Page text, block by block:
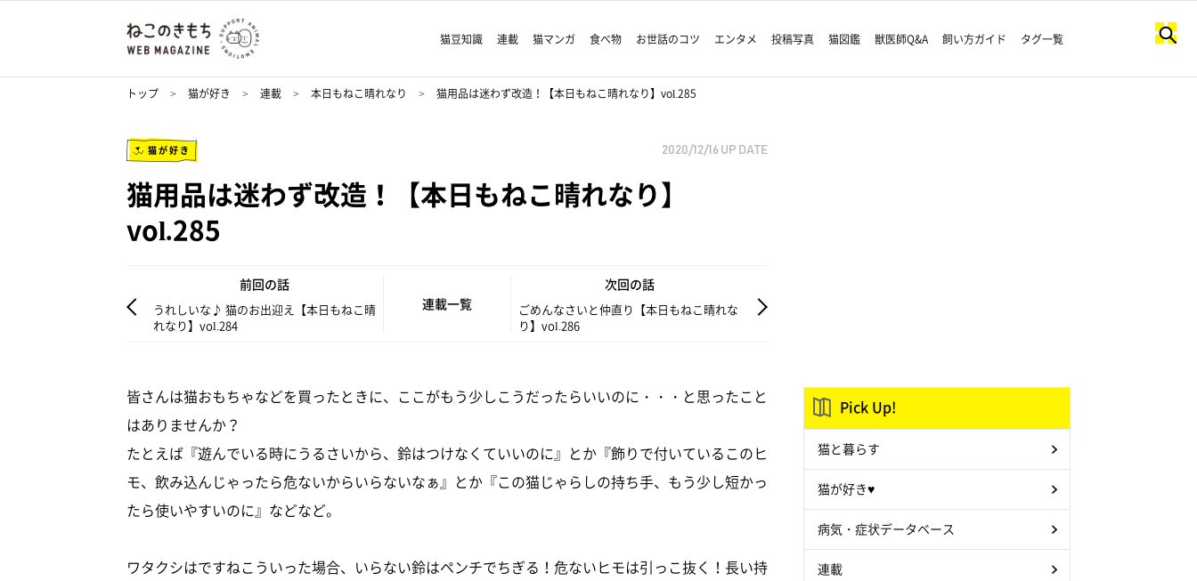
猫豆知識 連載 猫マンガ 食べ物 お世話のコツ エンタメ 投稿写真 猫図鑑 獣医師Q&A 飼い方ガイド タグ一覧
トップ 猫が好き 連載 本日もねこ晴れなり 猫用品は迷わず改造！【本日もねこ晴れなり】vol.285
猫が好き 2020/12/16 UP DATE
猫用品は迷わず改造！【本日もねこ晴れなり】
vol.285
前回の話
うれしいな♪ 猫のお出迎え【本日もねこ晴
れなり】vol.284
連載一覧
次回の話
ごめんなさいと仲直り【本日もねこ晴れな
り】vol.286
皆さんは猫おもちゃなどを買ったときに、ここがもう少しこうだったらいいのに・・・と思ったこと
はありませんか？
たとえば『遊んでいる時にうるさいから、鈴はつけなくていいのに』とか『飾りで付いているこのヒ
モ、飲み込んじゃったら危ないからいらないなぁ』とか『この猫じゃらしの持ち手、もう少し短かっ
たら使いやすいのに』などなど。
ワタクシはですねこういった場合、いらない鈴はペンチでちぎる！危ないヒモは引っこ抜く！長い持
Pick Up!
猫と暮らす
猫が好き♥
病気・症状データベース
連載